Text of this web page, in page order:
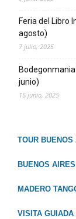
Feria del Libro
agosto)
7 julio, 2025
Bodegonmania
junio)
16 junio, 2025
TOUR
BUENOS
MADERO
VISITA